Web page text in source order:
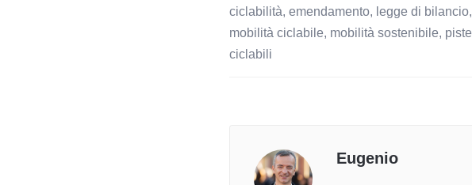
ciclabilità, emendamento, legge di bilancio,
mobilità ciclabile, mobilità sostenibile, piste
ciclabili
Eugenio